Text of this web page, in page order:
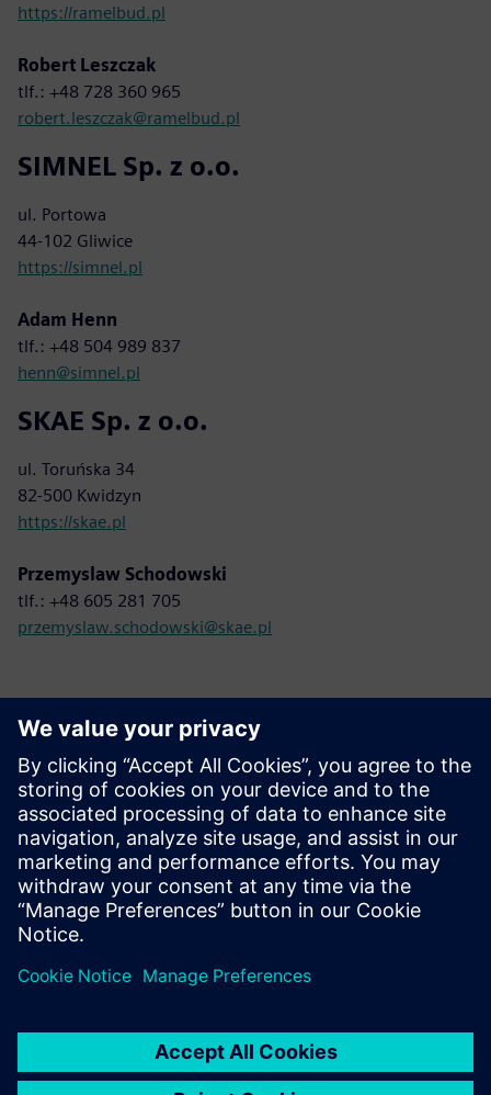
https://ramelbud.pl
Robert Leszczak
tlf.: +48 728 360 965
robert.leszczak@ramelbud.pl
SIMNEL Sp. z o.o.
ul. Portowa
44-102 Gliwice
https://simnel.pl
Adam Henn
tlf.: +48 504 989 837
henn@simnel.pl
SKAE Sp. z o.o.
ul. Toruńska 34
82-500 Kwidzyn
https://skae.pl
Przemyslaw Schodowski
tlf.: +48 605 281 705
przemyslaw.schodowski@skae.pl
Kontakt oss